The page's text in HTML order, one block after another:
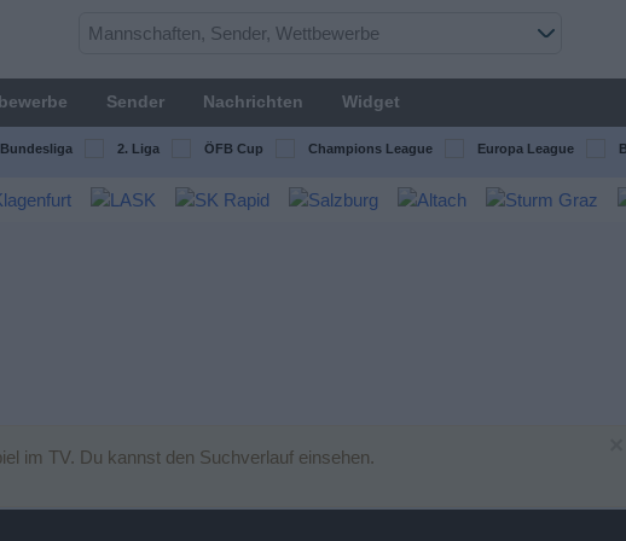
Sender Nachrichten Widget
Bundesliga 2. Liga ÖFB Cup Champions League Europa League
im TV. Du kannst den Suchverlauf einsehen.